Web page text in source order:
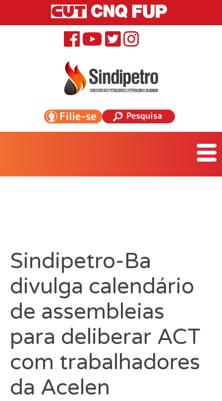
Sindipetro-Ba
divulga calendário
de assembleias
para deliberar ACT
com trabalhadores
da Acelen